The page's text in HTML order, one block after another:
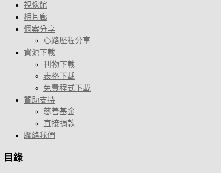
視像館
相片廊
個案分享
心路歷程分享
資源下載
刊物下載
表格下載
免費程式下載
贊助支持
慈善基金
直接捐款
聯絡我們
目錄